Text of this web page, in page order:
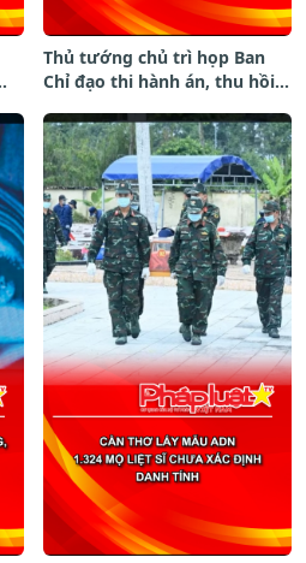
Thủ tướng chủ trì họp Ban
Chỉ đạo thi hành án, thu hồi